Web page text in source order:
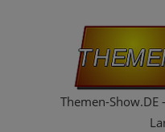
Themen-Show.DE